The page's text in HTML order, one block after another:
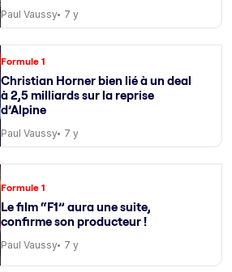
Paul Vaussy 7 y
Formule 1
Christian Horner bien lié à un deal
à 2,5 milliards sur la reprise
d’Alpine
Paul Vaussy 7 y
Formule 1
Le film “F1” aura une suite,
confirme son producteur !
Paul Vaussy 7 y